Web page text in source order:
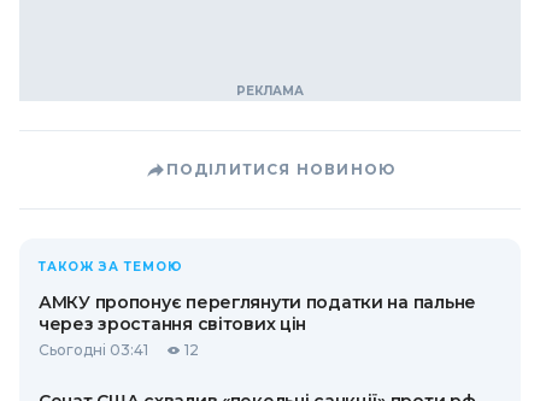
ПОДІЛИТИСЯ НОВИНОЮ
ТАКОЖ ЗА ТЕМОЮ
АМКУ пропонує переглянути податки на пальне
через зростання світових цін
Сьогодні 03:41 12